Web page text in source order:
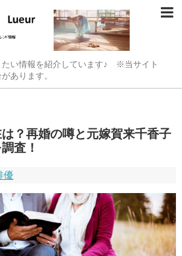
たい情報を紹介しています♪ ※当サイト
あります。
？再婚の噂と元嫁賀来千香子
査！
優